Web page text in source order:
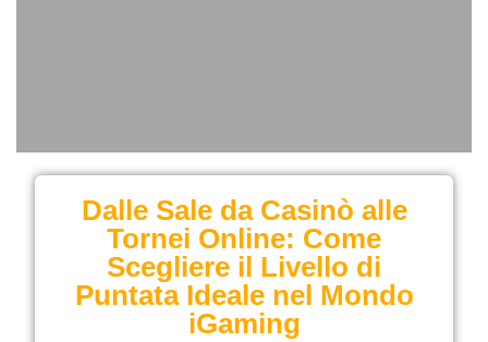
Dalle Sale da Casinò alle
Tornei Online: Come
Scegliere il Livello di
Puntata Ideale nel Mondo
iGaming